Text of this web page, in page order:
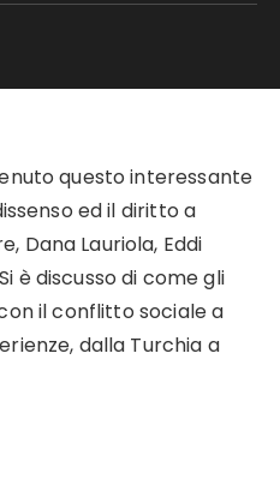
questo interessante
ed il diritto a
Dana Lauriola, Eddi
è discusso di come gli
il conflitto sociale a
dalla Turchia a